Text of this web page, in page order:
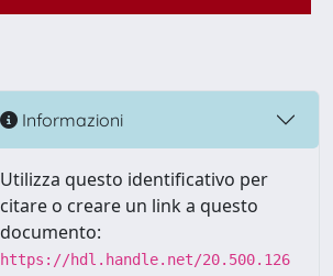
Informazioni
Utilizza questo identificativo per
citare o creare un link a questo
documento:
https://hdl.handle.net/20.500.126